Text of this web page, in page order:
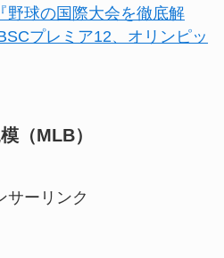
野球の国際大会を徹底解
プレミア12、オリンピッ
（MLB）
サーリンク